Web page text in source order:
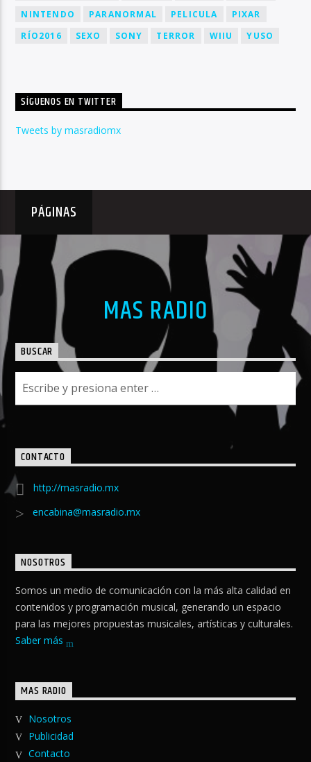
NINTENDO
PARANORMAL PELICULA
PIXAR
RÍO2016
SEXO SONY TERROR WIIU YUSO
SÍGUENOS EN TWITTER
Tweets by masradiomx
PÁGINAS
MAS RADIO
BUSCAR
CONTACTO
http://masradio.mx
encabina@masradio.mx
NOSOTROS
Somos un medio de comunicación con la más alta calidad en
contenidos y programación musical, generando un espacio
para las mejores propuestas musicales, artísticas y culturales.
Saber más
MAS RADIO
Nosotros
Publicidad
Contacto